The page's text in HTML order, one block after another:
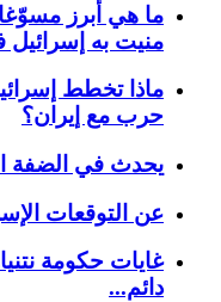
ما هي أبرز
منيت به إسرائيل
ماذا تخطط
حرب مع إيران؟
يحدث في الضفة
عن التوقعات
غايات حكومة
دائم...